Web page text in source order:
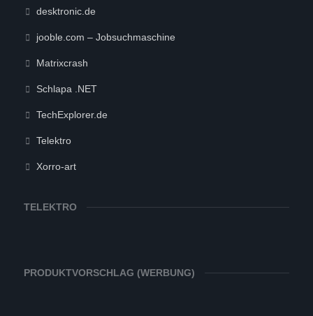
desktronic.de
jooble.com – Jobsuchmaschine
Matrixcrash
Schlapa .NET
TechExplorer.de
Telektro
Xorro-art
TELEKTRO
PRODUKTVORSCHLAG (WERBUNG)